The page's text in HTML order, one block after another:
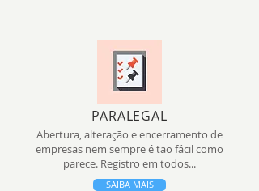
PARALEGAL
Abertura, alteração e encerramento de
empresas nem sempre é tão fácil como
parece. Registro em todos...
SAIBA MAIS